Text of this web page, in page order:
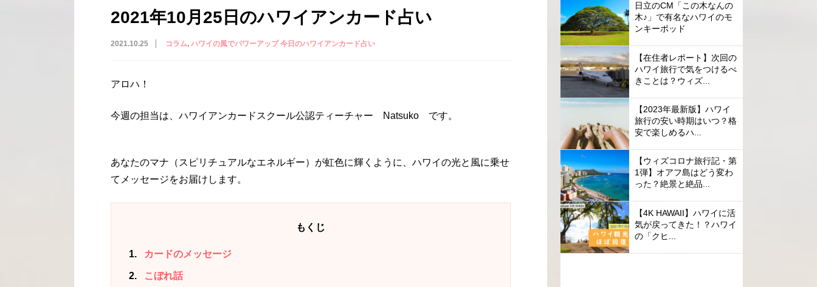
2021年10月25日のハワイアンカード占い
2021.10.25 コラム ハワイの風でパワーアップ 今日のハワイアンカード占い
アロハ！
今週の担当は、ハワイアンカードスクール公認ティーチャー Natsuko です。
あなたのマナ（スピリチュアルなエネルギー）が虹色に輝くように、ハワイの光と風に乗せ
てメッセージをお届けします。
もくじ
1 カードのメッセージ
2 こぼれ話
日立のCM「この木なんの
木♪」で有名なハワイのモ
ンキーポッド
【在住者レポート】次回の
ハワイ旅行で気をつけるべ
きことは？ウィズ...
【2023年最新版】ハワイ
旅行の安い時期はいつ？格
安で楽しめるハ...
【ウィズコロナ旅行記・第
1弾】オアフ島はどう変わ
った？絶景と絶品...
【4K HAWAII】ハワイに活
気が戻ってきた！？ハワイ
の「クヒ...